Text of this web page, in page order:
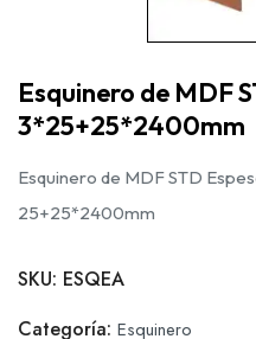
Esquinero de MDF
3*25+25*2400mm
Esquinero de MDF STD
25+25*2400mm
SKU: ESQEA
Categoría: Esquinero